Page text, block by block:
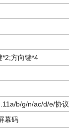
方向键*4
b/g/n/ac/d/e/协议
幕码